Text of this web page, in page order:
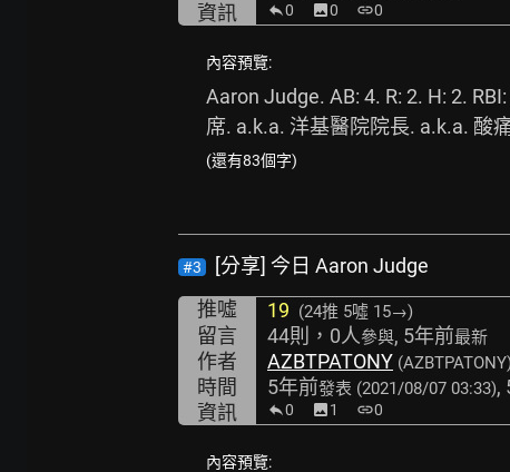
資訊 0 image0 link0
內容預覽:
Aaron Judge. AB: 4. R: 2. H: 2.
席. a.k.a. 洋基醫院院長. a.k.a. 酸
(還有83個字)
#3
[分享] 今日 Aaron Judge
推噓
19 (24推 5噓 15→)
留言 44則，0人參與, 5年前最新
作者 AZBTPATONY (AZBTPATONY)
時間 5年前發表 (2021/08/07 03:33),
資訊 0 image1 link0
內容預覽: